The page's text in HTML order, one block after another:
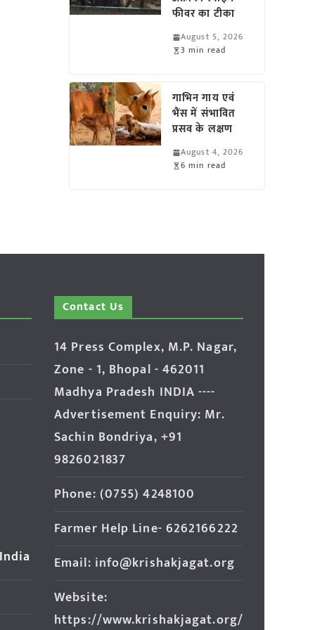
फीवर का टीका
August 5, 2026
3 min read
गाभिन गाय एवं
भैंस में संभावित
प्रसव के लक्षण
August 4, 2026
6 min read
Contact Us
14 Press Complex, M.P. Nagar,
Zone - 1, Bhopal - 462011
Madhya Pradesh INDIA ----
Advertisement Enquiry: Mr.
Sachin Bondriya, +91
9826021837
Phone: (0755) 4248100
Farmer Help Line- 6262166222
Email: info@krishakjagat.org
Website:
https://www.krishakjagat.org/